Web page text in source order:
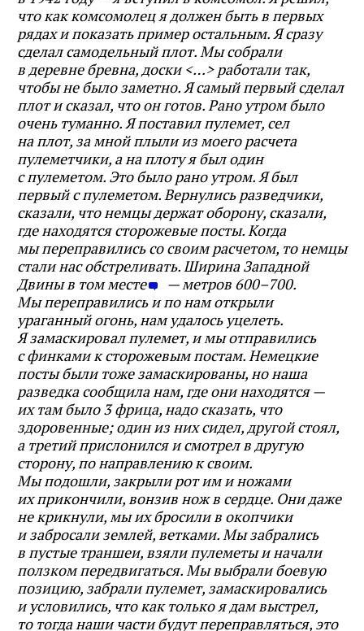
что как комсомолец я должен быть в первых
рядах и показать пример остальным. Я сразу
сделал самодельный плот. Мы собрали
в деревне бревна, доски <…> работали так,
чтобы не было заметно. Я самый первый сделал
плот и сказал, что он готов. Рано утром было
очень туманно. Я поставил пулемет, сел
на плот, за мной плыли из моего расчета
пулеметчики, а на плоту я был один
с пулеметом. Это было рано утром. Я был
первый с пулеметом. Вернулись разведчики,
сказали, что немцы держат оборону, сказали,
где находятся сторожевые посты. Когда
мы переправились со своим расчетом, то немцы
стали нас обстреливать. Ширина Западной
Двины в том месте
— метров 600–700.
Мы переправились и по нам открыли
ураганный огонь, нам удалось уцелеть.
Я замаскировал пулемет, и мы отправились
с финками к сторожевым постам. Немецкие
посты были тоже замаскированы, но наша
разведка сообщила нам, где они находятся —
их там было 3 фрица, надо сказать, что
здоровенные; один из них сидел, другой стоял,
а третий прислонился и смотрел в другую
сторону, по направлению к своим.
Мы подошли, закрыли рот им и ножами
их прикончили, вонзив нож в сердце. Они даже
не крикнули, мы их бросили в окопчики
и забросали землей, ветками. Мы забрались
в пустые траншеи, взяли пулеметы и начали
ползком передвигаться. Мы выбрали боевую
позицию, забрали пулемет, замаскировались
и условились, что как только я дам выстрел,
то тогда наши части будут переправляться, это